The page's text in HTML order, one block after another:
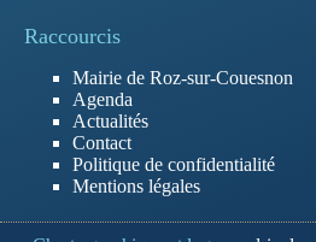
Raccourcis
Mairie de Roz-sur-Couesnon
Agenda
Actualités
Contact
Politique de confidentialité
Mentions légales